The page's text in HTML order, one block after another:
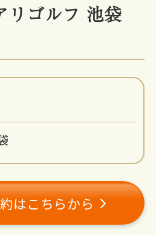
リゴルフ 池袋
はこちらから